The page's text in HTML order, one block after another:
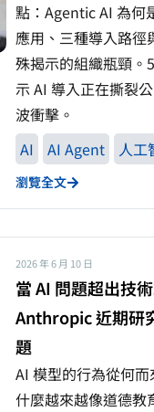
點：Agentic AI 為何
應用、三種導入路徑
殊揭示的組織瓶頸。
示 AI 導入正在撕裂
波衝擊。
AI
AI Agent 人工
瀏覽全文
2026 年 6 月 10 日
當 AI 問題超出技
Anthropic 近期研
題
AI 模型的行為從何
什麼越來越像道德教